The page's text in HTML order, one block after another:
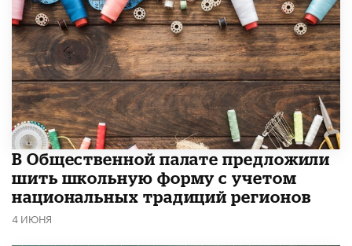
В Общественной палате предложили
шить школьную форму с учетом
национальных традиций регионов
4 ИЮНЯ